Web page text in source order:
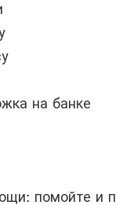
на банке
помойте и